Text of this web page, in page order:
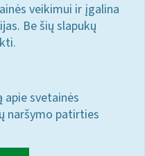
veikimui ir įgalina
Be šių slapukų
svetainės
naršymo patirties